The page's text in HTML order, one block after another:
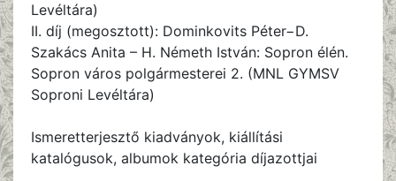
Levéltára)
II. díj (megosztott): Dominkovits Péter−D.
Szakács Anita – H. Németh István: Sopron élén.
Sopron város polgármesterei 2. (MNL GYMSV
Soproni Levéltára)
Ismeretterjesztő kiadványok, kiállítási
katalógusok, albumok kategória díjazottjai